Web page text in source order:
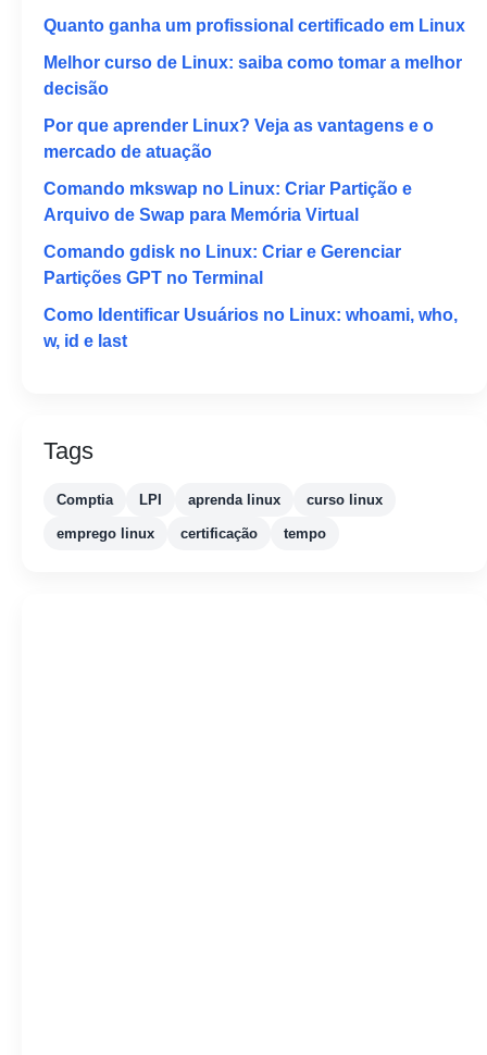
Quanto ganha um profissional certificado em Linux
Melhor curso de Linux: saiba como tomar a melhor
decisão
Por que aprender Linux? Veja as vantagens e o
mercado de atuação
Comando mkswap no Linux: Criar Partição e
Arquivo de Swap para Memória Virtual
Comando gdisk no Linux: Criar e Gerenciar
Partições GPT no Terminal
Como Identificar Usuários no Linux: whoami, who,
w, id e last
Tags
Comptia LPI aprenda linux curso linux
emprego linux certificação tempo